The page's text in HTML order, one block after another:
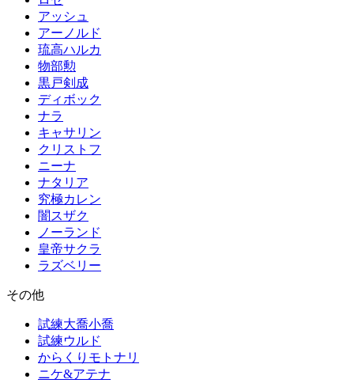
アッシュ
アーノルド
琉高ハルカ
物部勲
黒戸剣成
ディボック
ナラ
キャサリン
クリストフ
ニーナ
ナタリア
究極カレン
闇スザク
ノーランド
皇帝サクラ
ラズベリー
その他
試練大喬小喬
試練ウルド
からくりモトナリ
ニケ&アテナ